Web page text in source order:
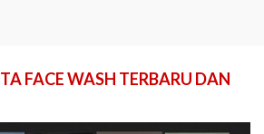
FACE WASH TERBARU DAN